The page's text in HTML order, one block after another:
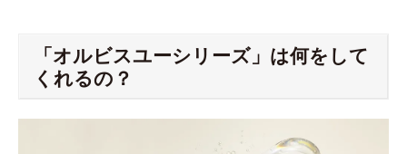
「オルビスユーシリーズ」は何をして
くれるの？